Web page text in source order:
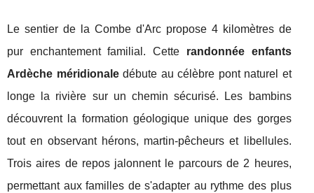
Le sentier de la Combe d'Arc propose 4 kilomètres de
pur enchantement familial. Cette randonnée enfants
Ardèche méridionaledébute au célèbre pont naturel et
longe la rivière sur un chemin sécurisé. Les bambins
découvrent la formation géologique unique des gorges
tout en observant hérons, martin-pêcheurs et libellules.
Trois aires de repos jalonnent le parcours de 2 heures,
permettant aux familles de s'adapter au rythme des plus